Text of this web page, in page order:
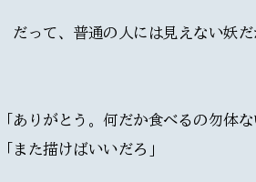
だって、普通の人には見えない妖だ
「ありがとう。何だか食べるの勿体
「また描けばいいだろ」